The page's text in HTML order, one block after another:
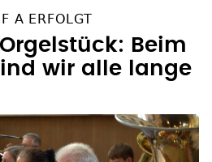
A ERFOLGT
Beim
wir alle lange